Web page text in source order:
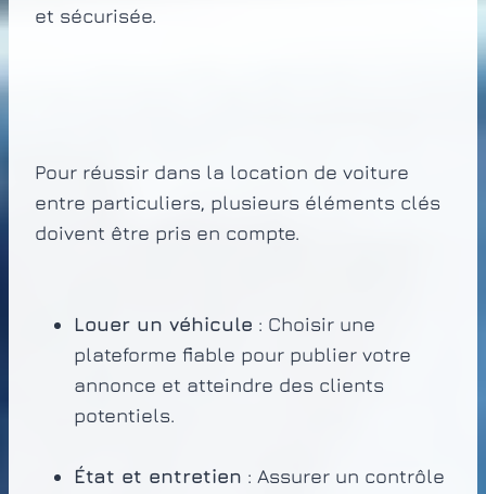
et sécurisée.
Pour réussir dans la location de voiture
entre particuliers, plusieurs éléments clés
doivent être pris en compte.
Louer un véhicule : Choisir une
plateforme fiable pour publier votre
annonce et atteindre des clients
potentiels.
État et entretien : Assurer un contrôle